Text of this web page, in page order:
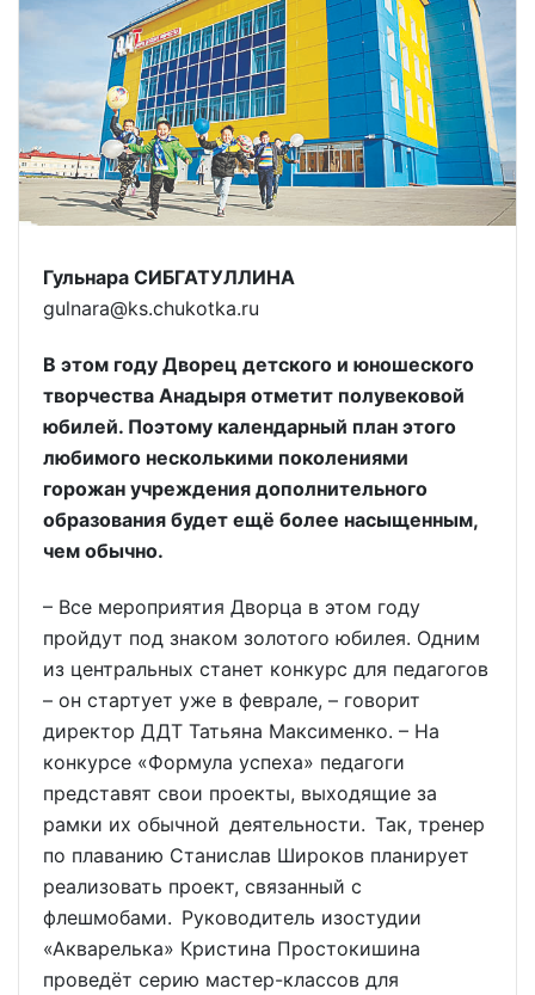
Гульнара СИБГАТУЛЛИНА
gulnara@ks.chukotka.ru
В этом году Дворец детского и юношеского
творчества Анадыря отметит полувековой
юбилей. Поэтому календарный план этого
любимого несколькими поколениями
горожан учреждения дополнительного
образования будет ещё более насыщенным,
чем обычно.
– Все мероприятия Дворца в этом году
пройдут под знаком золотого юбилея. Одним
из центральных станет конкурс для педагогов
– он стартует уже в феврале, – говорит
директор ДДТ Татьяна Максименко. – На
конкурсе «Формула успеха» педагоги
представят свои проекты, выходящие за
рамки их обычной деятельности. Так, тренер
по плаванию Станислав Широков планирует
реализовать проект, связанный с
флешмобами. Руководитель изостудии
«Акварелька» Кристина Простокишина
проведёт серию мастер-классов для